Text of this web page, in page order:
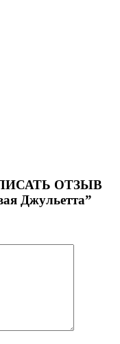
ОТЗЫВ
Джульетта”